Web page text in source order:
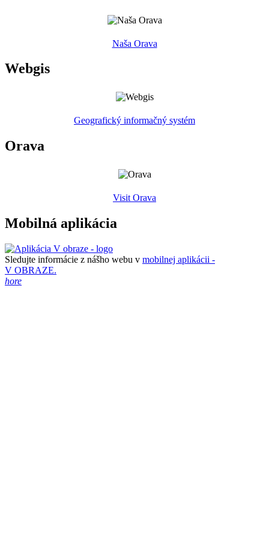
Naša Orava
Webgis
Geografický informačný systém
Orava
Visit Orava
Mobilná aplikácia
Sledujte informácie z nášho webu v mobilnej aplikácii -
V OBRAZE.
hore